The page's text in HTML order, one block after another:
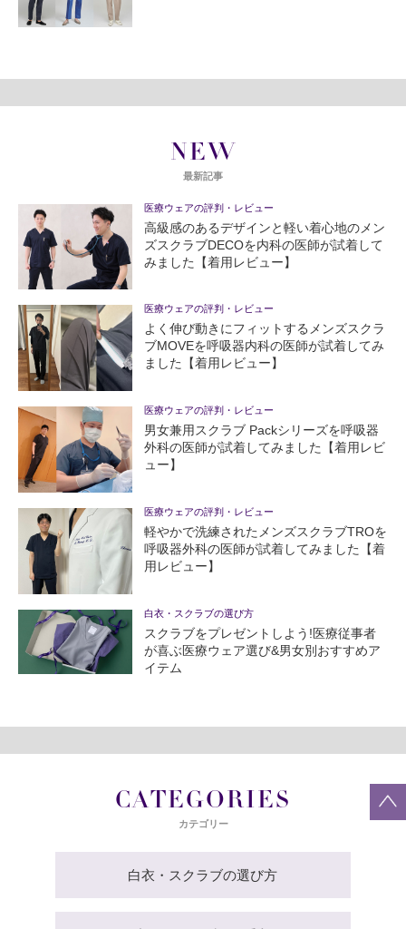
NEW
最新記事
医療ウェアの評判・レビュー
高級感のあるデザインと軽い着心地のメン
ズスクラブDECOを内科の医師が試着して
みました【着用レビュー】
医療ウェアの評判・レビュー
よく伸び動きにフィットするメンズスクラ
ブMOVEを呼吸器内科の医師が試着してみ
ました【着用レビュー】
医療ウェアの評判・レビュー
男女兼用スクラブ Packシリーズを呼吸器
外科の医師が試着してみました【着用レビ
ュー】
医療ウェアの評判・レビュー
軽やかで洗練されたメンズスクラブTROを
呼吸器外科の医師が試着してみました【着
用レビュー】
白衣・スクラブの選び方
スクラブをプレゼントしよう!医療従事者
が喜ぶ医療ウェア選び&男女別おすすめア
イテム
CATEGORIES
カテゴリー
白衣・スクラブの選び方